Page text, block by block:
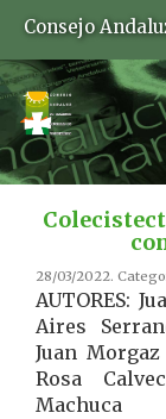
Consejo
28/03/2022.
AUTORES:
Aires
Juan
Rosa
Machuca